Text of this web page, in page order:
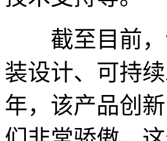
截至目前，
装设计、可持
年，该产品创